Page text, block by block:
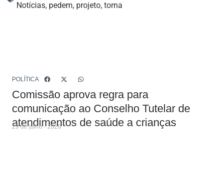
Notícias, pedem, projeto, torna
POLÍTICA
Comissão aprova regra para
comunicação ao Conselho Tutelar de
atendimentos de saúde a crianças
29 de julho - 2026